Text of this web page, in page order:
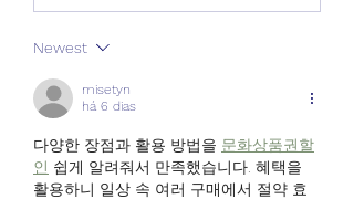
Newest
misetyn
há 6 dias
다양한 장점과 활용 방법을 문화상품권할
인 쉽게 알려줘서 만족했습니다. 혜택을
활용하니 일상 속 여러 구매에서 절약 효